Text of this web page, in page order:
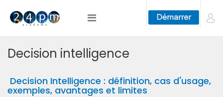
Decision intelligence
Decision Intelligence : définition, cas d'usage,
exemples, avantages et limites